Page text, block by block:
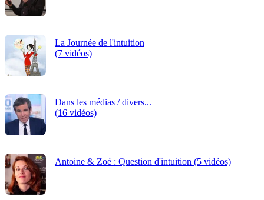
La Journée de l'intuition
(7 vidéos)
Dans les médias / divers...
(16 vidéos)
Antoine & Zoé : Question d'intuition (5 vidéos)